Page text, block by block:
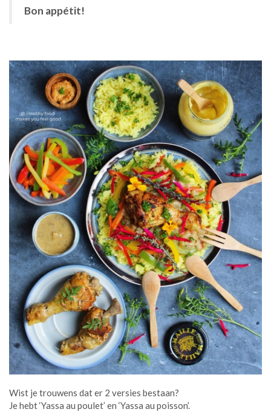
Bon appétit!
Wist je trouwens dat er 2 versies bestaan?
Je hebt ‘Yassa au poulet’ en ‘Yassa au poisson’.